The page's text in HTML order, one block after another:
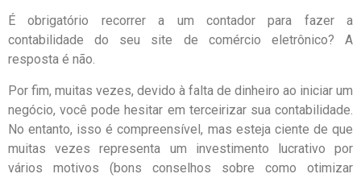
É obrigatório recorrer a um contador para fazer a
contabilidade do seu site de comércio eletrônico? A
resposta é não.
Por fim, muitas vezes, devido à falta de dinheiro ao iniciar um
negócio, você pode hesitar em terceirizar sua contabilidade.
No entanto, isso é compreensível, mas esteja ciente de que
muitas vezes representa um investimento lucrativo por
vários motivos (bons conselhos sobre como otimizar